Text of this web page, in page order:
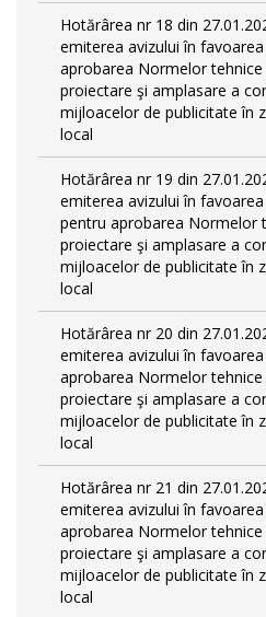
Hotărârea nr 18 din
emiterea avizului în
aprobarea Normelor
proiectare şi amplasare a
mijloacelor de publicitate în
local
Hotărârea nr 19 din
emiterea avizului în favoarea
pentru aprobarea Normelor
proiectare şi amplasare a
mijloacelor de publicitate în
local
Hotărârea nr 20 din
emiterea avizului în
aprobarea Normelor
proiectare şi amplasare a
mijloacelor de publicitate în
local
Hotărârea nr 21 din
emiterea avizului în
aprobarea Normelor
proiectare şi amplasare a
mijloacelor de publicitate în
local